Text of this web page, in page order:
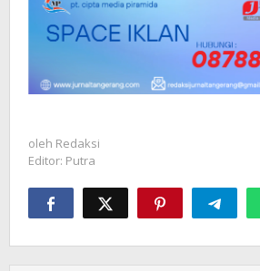
oleh Redaksi
Editor: Putra